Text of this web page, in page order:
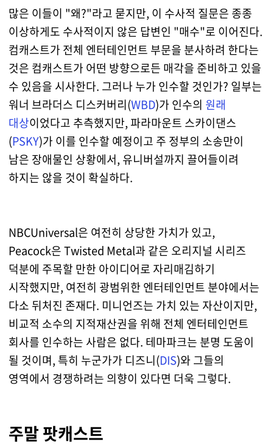
많은 이들이 "왜?"라고 묻지만, 이 수사적 질문은 종종
이상하게도 수사적이지 않은 답변인 "매수"로 이어진다.
컴캐스트가 전체 엔터테인먼트 부문을 분사하려 한다는
것은 컴캐스트가 어떤 방향으로든 매각을 준비하고 있을
수 있음을 시사한다. 그러나 누가 인수할 것인가? 일부는
워너 브라더스 디스커버리(WBD)가 인수의 원래
대상이었다고 추측했지만, 파라마운트 스카이댄스
(PSKY)가 이를 인수할 예정이고 주 정부의 소송만이
남은 장애물인 상황에서, 유니버설까지 끌어들이려
하지는 않을 것이 확실하다.
NBCUniversal은 여전히 상당한 가치가 있고,
Peacock은Twisted Metal과 같은 오리지널 시리즈
덕분에 주목할 만한 아이디어로 자리매김하기
시작했지만, 여전히 광범위한 엔터테인먼트 분야에서는
다소 뒤처진 존재다. 미니언즈는 가치 있는 자산이지만,
비교적 소수의 지적재산권을 위해 전체 엔터테인먼트
회사를 인수하는 사람은 없다. 테마파크는 분명 도움이
될 것이며, 특히 누군가가 디즈니(DIS)와 그들의
영역에서 경쟁하려는 의향이 있다면 더욱 그렇다.
주말 팟캐스트